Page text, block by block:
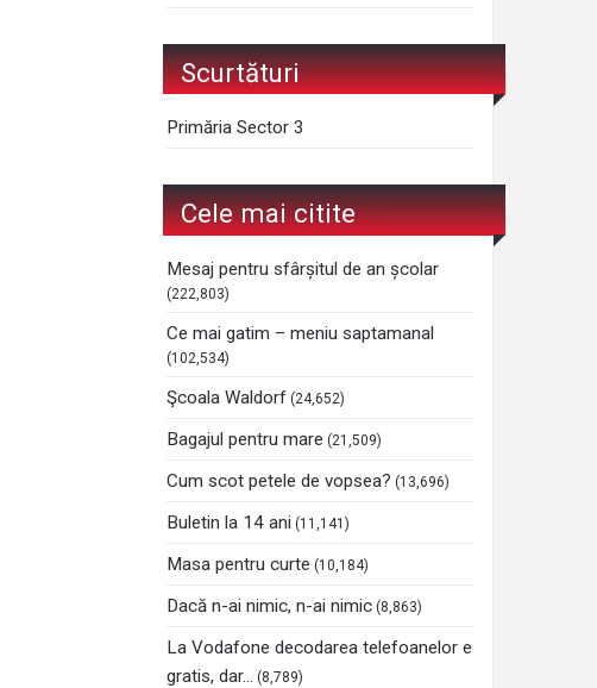
Scurtături
Primăria Sector 3
Cele mai citite
Mesaj pentru sfârșitul de an școlar
(222,803)
Ce mai gatim – meniu saptamanal
(102,534)
Şcoala Waldorf (24,652)
Bagajul pentru mare (21,509)
Cum scot petele de vopsea? (13,696)
Buletin la 14 ani (11,141)
Masa pentru curte (10,184)
Dacă n-ai nimic, n-ai nimic (8,863)
La Vodafone decodarea telefoanelor e
gratis, dar… (8,789)